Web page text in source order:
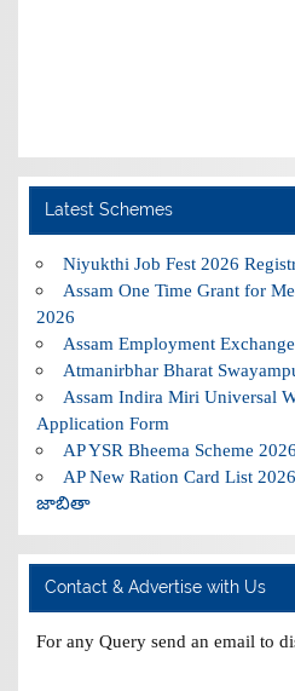
Latest Schemes
Niyukthi Job Fest 2026
Assam One Time Grant for
2026
Assam Employment
Atmanirbhar Bharat
Assam Indira Miri Universal
Application Form
AP YSR Bheema Scheme 2026
AP New Ration Card List
జాబితా
Contact & Advertise with Us
For any Query send an email to